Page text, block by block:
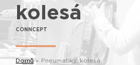
kolesá
CONNCEPT
Domů» Pneumatiky, kolesá